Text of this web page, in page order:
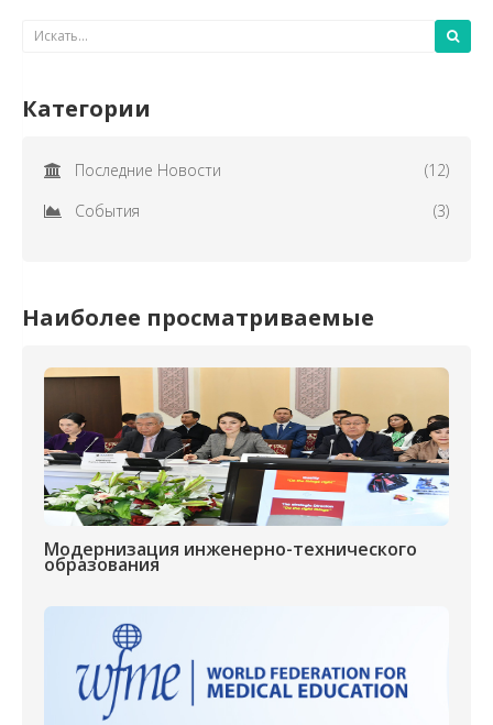
Категории
Последние Новости
(12)
События
(3)
Наиболее просматриваемые
Модернизация инженерно-технического
образования